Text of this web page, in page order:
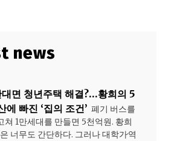
news
대면 청년주택 해결?…황희의 5
에 빠진 ‘집의 조건’ 폐기 버스를
쳐 1만세대를 만들면 5천억원. 황희
너무도 간단하다. 그러나 대학가·역